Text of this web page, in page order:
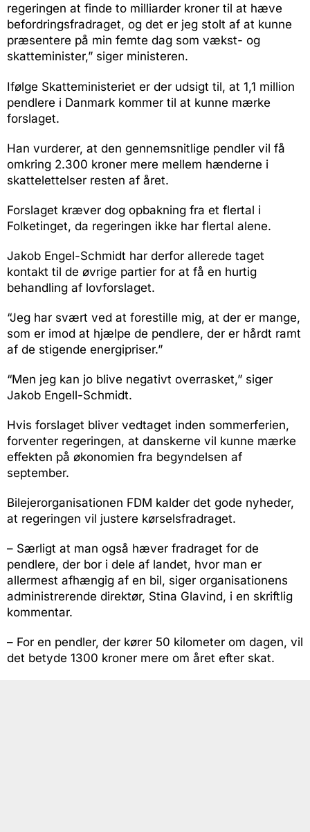
regeringen at finde to milliarder kroner til at hæve
befordringsfradraget, og det er jeg stolt af at kunne
præsentere på min femte dag som vækst- og
skatteminister,” siger ministeren.
Ifølge Skatteministeriet er der udsigt til, at 1,1 million
pendlere i Danmark kommer til at kunne mærke
forslaget.
Han vurderer, at den gennemsnitlige pendler vil få
omkring 2.300 kroner mere mellem hænderne i
skattelettelser resten af året.
Forslaget kræver dog opbakning fra et flertal i
Folketinget, da regeringen ikke har flertal alene.
Jakob Engel-Schmidt har derfor allerede taget
kontakt til de øvrige partier for at få en hurtig
behandling af lovforslaget.
“Jeg har svært ved at forestille mig, at der er mange,
som er imod at hjælpe de pendlere, der er hårdt ramt
af de stigende energipriser.”
“Men jeg kan jo blive negativt overrasket,” siger
Jakob Engell-Schmidt.
Hvis forslaget bliver vedtaget inden sommerferien,
forventer regeringen, at danskerne vil kunne mærke
effekten på økonomien fra begyndelsen af
september.
Bilejerorganisationen FDM kalder det gode nyheder,
at regeringen vil justere kørselsfradraget.
– Særligt at man også hæver fradraget for de
pendlere, der bor i dele af landet, hvor man er
allermest afhængig af en bil, siger organisationens
administrerende direktør, Stina Glavind, i en skriftlig
kommentar.
– For en pendler, der kører 50 kilometer om dagen, vil
det betyde 1300 kroner mere om året efter skat.